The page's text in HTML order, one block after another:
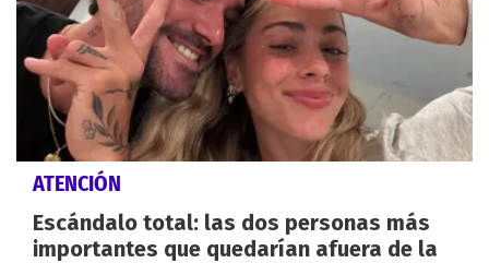
ATENCIÓN
Escándalo total: las dos personas más
importantes que quedarían afuera de la